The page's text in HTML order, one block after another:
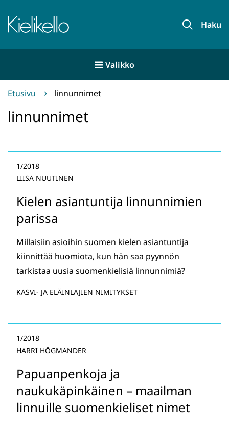
sisältöön
Etusivu Haku
Valikko
Etusivu linnunnimet
linnunnimet
Kielen asiantuntija linnunnimien
parissa
1/2018
LIISA NUUTINEN
Millaisiin asioihin suomen kielen asiantuntija
kiinnittää huomiota, kun hän saa pyynnön
tarkistaa uusia suomenkielisiä linnunnimiä?
KASVI- JA ELÄINLAJIEN NIMITYKSET
Papuanpenkoja ja
naukukäpinkäinen – maailman
linnuille suomenkieliset nimet
1/2018
HARRI HÖGMANDER